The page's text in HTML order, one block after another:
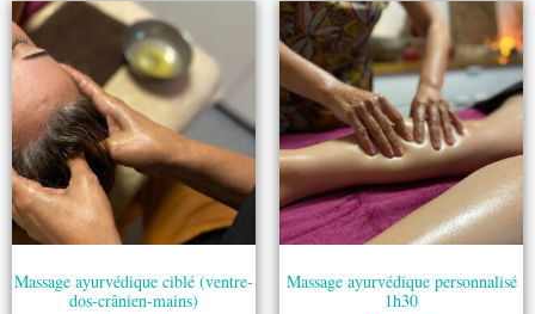
Massage ayurvédique ciblé (ventre-
dos-crânien-mains)
Massage ayurvédique personnalisé
1h30